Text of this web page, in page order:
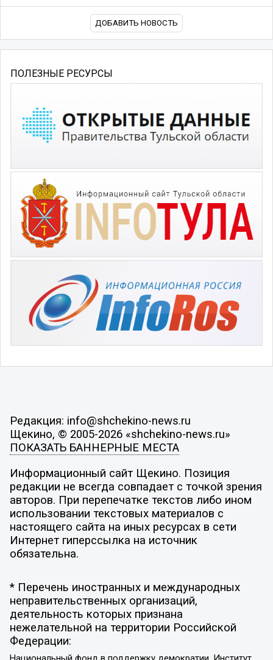
ДОБАВИТЬ НОВОСТЬ
ПОЛЕЗНЫЕ РЕСУРСЫ
Редакция: info@shchekino-news.ru
Щекино, © 2005-2026 «shchekino-news.ru»
ПОКАЗАТЬ БАННЕРНЫЕ МЕСТА
Информационный сайт Щекино. Позиция
редакции не всегда совпадает с точкой зрения
авторов. При перепечатке текстов либо ином
использовании текстовых материалов с
настоящего сайта на иных ресурсах в сети
Интернет гиперссылка на источник
обязательна.
* Перечень иностранных и международных
неправительственных организаций,
деятельность которых признана
нежелательной на территории Российской
Федерации: